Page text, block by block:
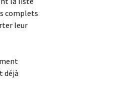
complets
leur
déjà